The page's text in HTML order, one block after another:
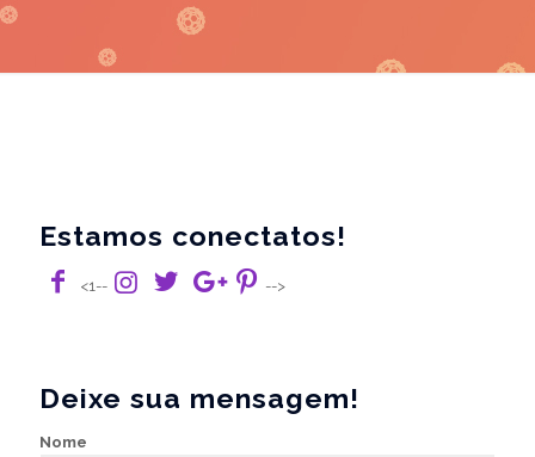
Estamos conectatos!
<1-- -->
Deixe sua mensagem!
Nome